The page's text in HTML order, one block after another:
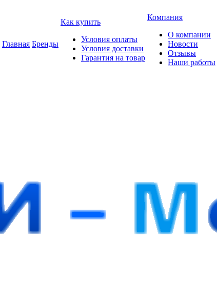
Главная Бренды
Как купить
Условия оплаты
Условия доставки
Гарантия на товар
Компания
О компании
Новости
Отзывы
Наши работы